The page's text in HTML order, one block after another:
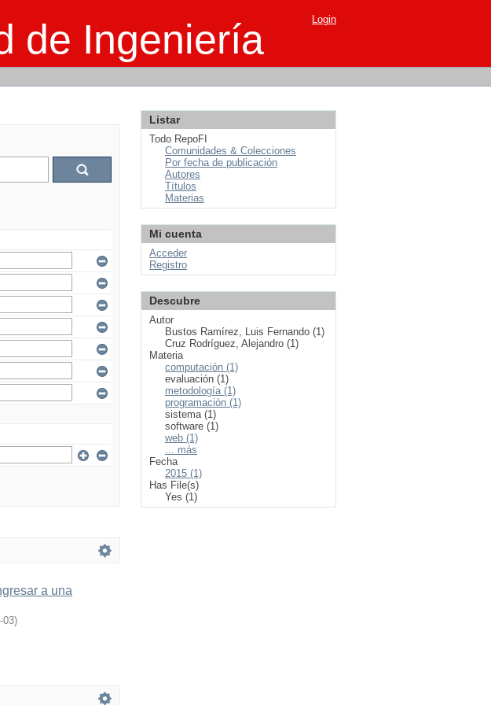
de Ingeniería Login
a una
03)
Listar
Todo RepoFI
Comunidades & Colecciones
Por fecha de publicación
Autores
Títulos
Materias
Mi cuenta
Acceder
Registro
Descubre
Autor
Bustos Ramírez, Luis Fernando (1)
Cruz Rodríguez, Alejandro (1)
Materia
computación (1)
evaluación (1)
metodología (1)
programación (1)
sistema (1)
software (1)
web (1)
... más
Fecha
2015 (1)
Has File(s)
Yes (1)